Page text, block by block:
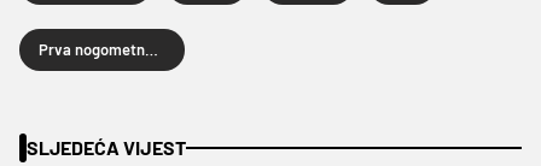
SLJEDEĆA VIJEST